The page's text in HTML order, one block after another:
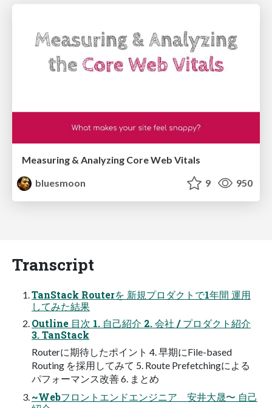
Measuring & Analyzing Core Web Vitals
bluesmoon
9 950
Transcript
TanStack Routerを 新規プロダクトで1年間 運用
してみた結果
Outline 目次 1. 自己紹介 2. 会社 / プロダクト紹介
3. TanStack
Routerに期待したポイント 4. 早期にFile-based
Routing を採用してみて 5. Route Prefetchingによる
パフォーマンス改善 6. まとめ
~Webフロントエンドエンジニア 安井大晟〜 自己